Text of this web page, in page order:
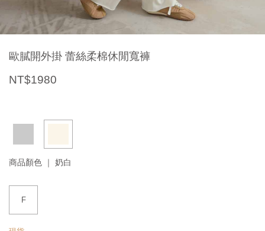
歐膩開外掛 蕾絲柔棉休閒寬褲
NT$1980
商品顏色 ｜ 奶白
F